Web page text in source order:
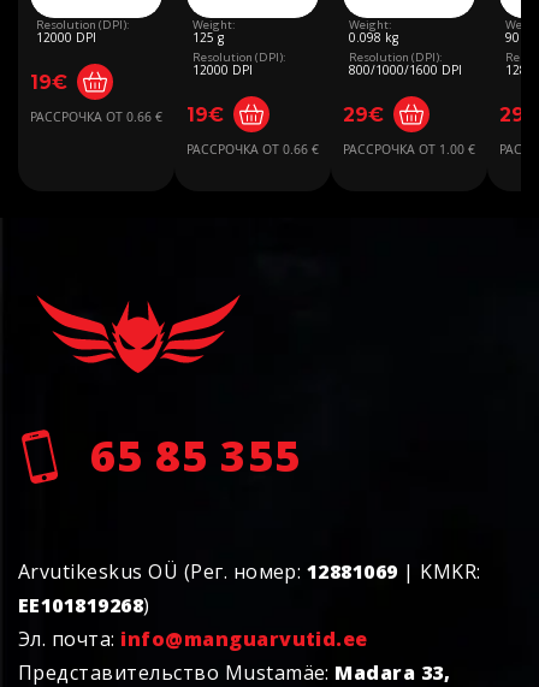
Resolution (DPI):
12000 DPI
19€
РАССРОЧКА ОТ 0.66 €
Weight:
125 g
Resolution (DPI):
12000 DPI
19€
РАССРОЧКА ОТ 0.66 €
Weight:
0.098 kg
Resolution (DPI):
800/1000/1600 DPI
29€
РАССРОЧКА ОТ 1.00 €
90 g
29€
65 85 355
Arvutikeskus OÜ (Рег. номер: 12881069 | KMKR:
EE101819268)
Эл. почта: info@manguarvutid.ee
Представительство Mustamäe: Madara 33,